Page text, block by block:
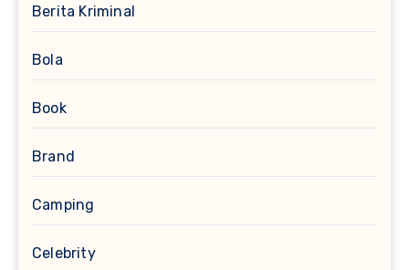
Berita Kriminal
Bola
Book
Brand
Camping
Celebrity